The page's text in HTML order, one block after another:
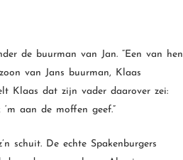
de buurman van Jan. “Een van hen
van Jans buurman, Klaas
Klaas dat zijn vader daarover zei:
aan de moffen geef.”
schuit. De echte Spakenburgers